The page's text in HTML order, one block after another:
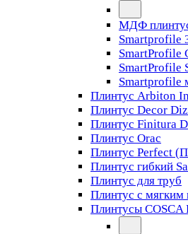
МДФ
Smartprofile
SmartProfile
SmartProfile
Smartprofile
Плинтус Arbiton
Плинтус Decor
Плинтус Finitura
Плинтус Orac
Плинтус Perfect
Плинтус гибкий
Плинтус для труб
Плинтус с мягким
Плинтусы COSCA